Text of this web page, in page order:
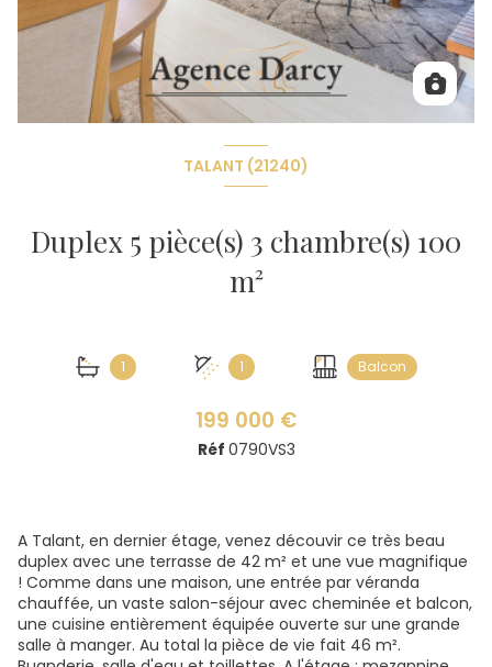
TALANT (21240)
Duplex 5 pièce(s) 3 chambre(s) 100
m²
1 1 Balcon
199 000 €
Réf 0790VS3
A Talant, en dernier étage, venez découvir ce très beau
duplex avec une terrasse de 42 m² et une vue magnifique
! Comme dans une maison, une entrée par véranda
chauffée, un vaste salon-séjour avec cheminée et balcon,
une cuisine entièrement équipée ouverte sur une grande
salle à manger. Au total la pièce de vie fait 46 m².